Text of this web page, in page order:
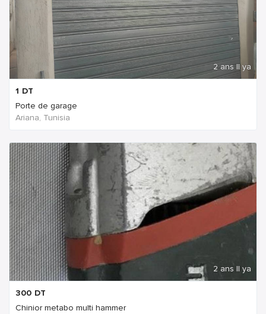
2 ans Il ya
1 DT
Porte de garage
Ariana, Tunisia
2 ans Il ya
300 DT
Chinior metabo multi hammer